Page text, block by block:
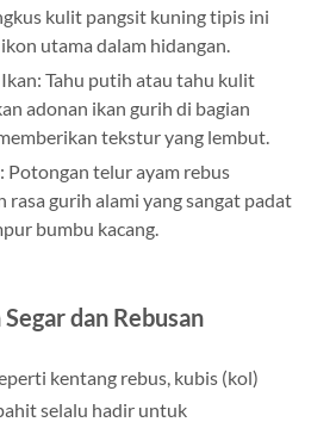
kulit pangsit kuning tipis ini
utama dalam hidangan.
Ikan: Tahu putih atau tahu kulit
adonan ikan gurih di bagian
tekstur yang lembut.
Potongan telur ayam rebus
rasa gurih alami yang sangat padat
bumbu kacang.
dan Rebusan
kentang rebus, kubis (kol)
selalu hadir untuk